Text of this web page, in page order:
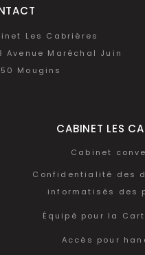
Les Cabrières
Avenue Maréchal Juin
Mougins
CABINET LES
Cabinet
Confidentialité des
informatisés des
Équipé pour la
Accès pour